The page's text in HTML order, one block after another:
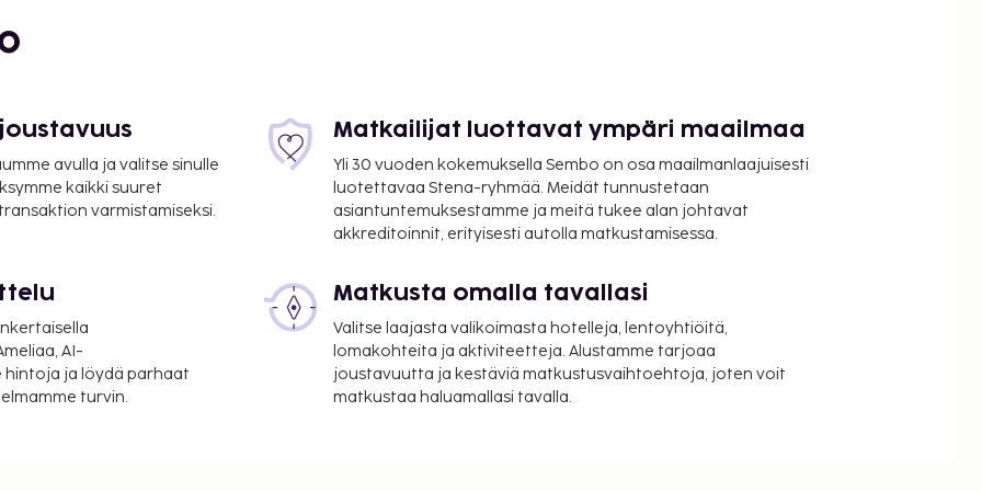
0,7 mi
- 5,7 km / 3,6 mi
Pays Basque).
avulla ja valitse sinulle
kaikki suuret
varmistamiseksi.
Matkailijat luottavat ympäri maailmaa
Yli 30 vuoden kokemuksella Sembo on osa maailmanlaajuisesti
luotettavaa Stena-ryhmää. Meidät tunnustetaan
asiantuntemuksestamme ja meitä tukee alan johtavat
akkreditoinnit, erityisesti autolla matkustamisessa.
AI-
ja löydä parhaat
turvin.
Matkusta omalla tavallasi
Valitse laajasta valikoimasta hotelleja, lentoyhtiöitä,
lomakohteita ja aktiviteetteja. Alustamme tarjoaa
joustavuutta ja kestäviä matkustusvaihtoehtoja, joten voit
matkustaa haluamallasi tavalla.